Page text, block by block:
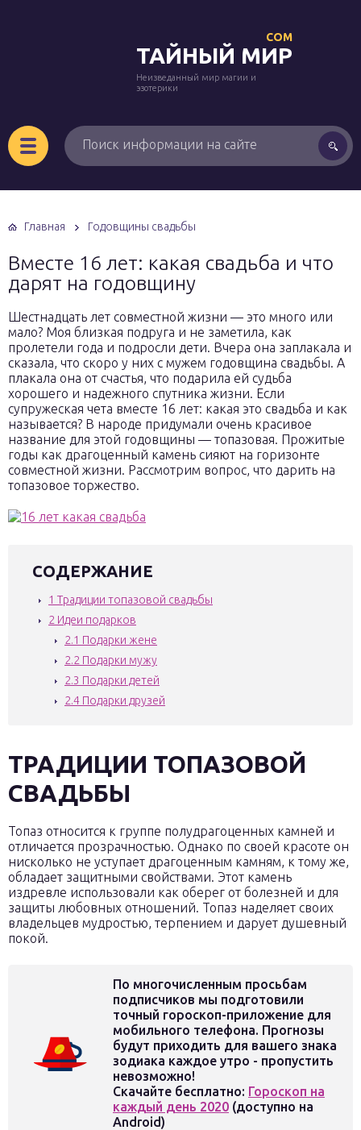
ТАЙНЫЙ МИР
COM
Неизведанный мир магии и
эзотерики
Главная Годовщины свадьбы
Вместе 16 лет: какая свадьба и что
дарят на годовщину
Шестнадцать лет совместной жизни — это много или
мало? Моя близкая подруга и не заметила, как
пролетели года и подросли дети. Вчера она заплакала и
сказала, что скоро у них с мужем годовщина свадьбы. А
плакала она от счастья, что подарила ей судьба
хорошего и надежного спутника жизни. Если
супружеская чета вместе 16 лет: какая это свадьба и как
называется? В народе придумали очень красивое
название для этой годовщины — топазовая. Прожитые
годы как драгоценный камень сияют на горизонте
совместной жизни. Рассмотрим вопрос, что дарить на
топазовое торжество.
СОДЕРЖАНИЕ
1 Традиции топазовой свадьбы
2 Идеи подарков
2.1 Подарки жене
2.2 Подарки мужу
2.3 Подарки детей
2.4 Подарки друзей
ТРАДИЦИИ ТОПАЗОВОЙ
СВАДЬБЫ
Топаз относится к группе полудрагоценных камней и
отличается прозрачностью. Однако по своей красоте он
нисколько не уступает драгоценным камням, к тому же,
обладает защитными свойствами. Этот камень
издревле использовали как оберег от болезней и для
защиты любовных отношений. Топаз наделяет своих
владельцев мудростью, терпением и дарует душевный
покой.
По многочисленным просьбам
подписчиков мы подготовили
точный гороскоп-приложение для
мобильного телефона. Прогнозы
будут приходить для вашего знака
зодиака каждое утро - пропустить
невозможно!
Скачайте бесплатно: Гороскоп на
каждый день 2020 (доступно на
Android)